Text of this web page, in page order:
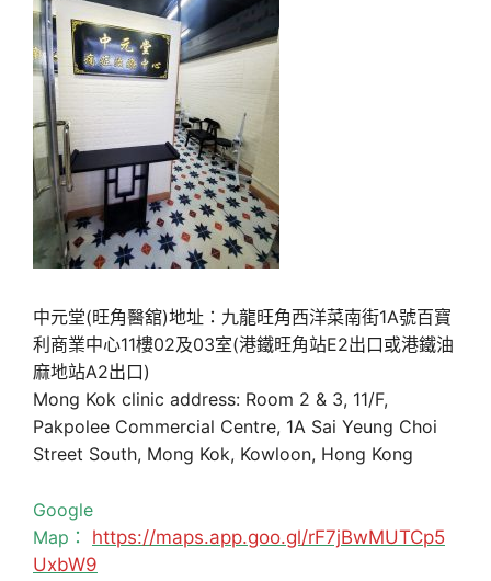
中元堂(旺角醫舘)地址：九龍旺角西洋菜南街1A號百寶
利商業中心11樓02及03室(港鐵旺角站E2出口或港鐵油
麻地站A2出口)
Mong Kok clinic address: Room 2 & 3, 11/F,
Pakpolee Commercial Centre, 1A Sai Yeung Choi
Street South, Mong Kok, Kowloon, Hong Kong
Google
Map： https://maps.app.goo.gl/rF7jBwMUTCp5
UxbW9